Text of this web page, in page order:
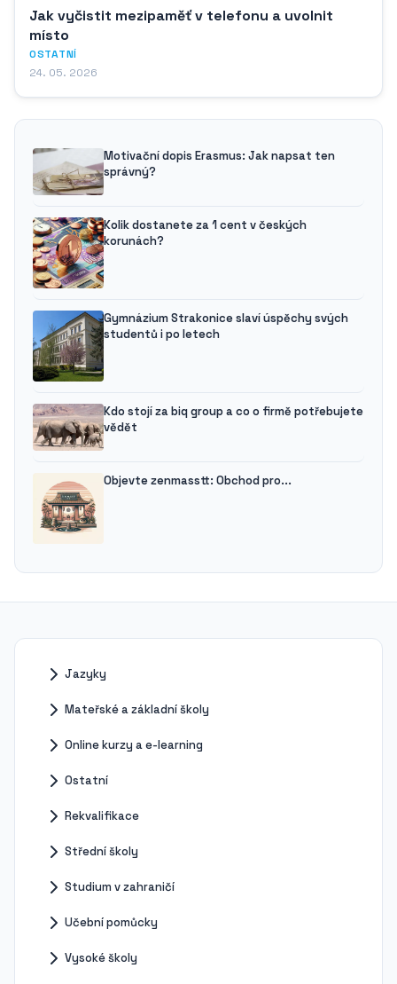
Jak vyčistit mezipaměť v telefonu a uvolnit
místo
OSTATNÍ
24. 05. 2026
Motivační dopis Erasmus: Jak napsat ten
správný?
Kolik dostanete za 1 cent v českých
korunách?
Gymnázium Strakonice slaví úspěchy svých
studentů i po letech
Kdo stojí za biq group a co o firmě potřebujete
vědět
Objevte zenmasstt: Obchod pro...
Jazyky
Mateřské a základní školy
Online kurzy a e-learning
Ostatní
Rekvalifikace
Střední školy
Studium v zahraničí
Učební pomůcky
Vysoké školy